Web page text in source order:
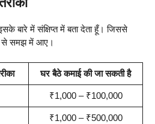
में संक्षिप्त में बता देता हूँ। जिससे
से समझ में आए।
घर बैठे कमाई की जा सकती है
₹1,000 – ₹100,000
₹1,000 – ₹500,000